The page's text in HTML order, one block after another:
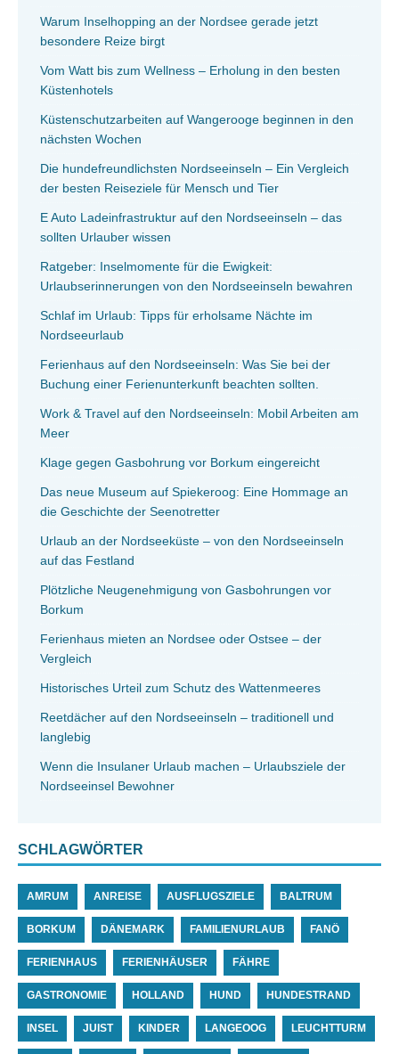
Warum Inselhopping an der Nordsee gerade jetzt
besondere Reize birgt
Vom Watt bis zum Wellness – Erholung in den besten
Küstenhotels
Küstenschutzarbeiten auf Wangerooge beginnen in den
nächsten Wochen
Die hundefreundlichsten Nordseeinseln – Ein Vergleich
der besten Reiseziele für Mensch und Tier
E Auto Ladeinfrastruktur auf den Nordseeinseln – das
sollten Urlauber wissen
Ratgeber: Inselmomente für die Ewigkeit:
Urlaubserinnerungen von den Nordseeinseln bewahren
Schlaf im Urlaub: Tipps für erholsame Nächte im
Nordseeurlaub
Ferienhaus auf den Nordseeinseln: Was Sie bei der
Buchung einer Ferienunterkunft beachten sollten.
Work & Travel auf den Nordseeinseln: Mobil Arbeiten am
Meer
Klage gegen Gasbohrung vor Borkum eingereicht
Das neue Museum auf Spiekeroog: Eine Hommage an
die Geschichte der Seenotretter
Urlaub an der Nordseeküste – von den Nordseeinseln
auf das Festland
Plötzliche Neugenehmigung von Gasbohrungen vor
Borkum
Ferienhaus mieten an Nordsee oder Ostsee – der
Vergleich
Historisches Urteil zum Schutz des Wattenmeeres
Reetdächer auf den Nordseeinseln – traditionell und
langlebig
Wenn die Insulaner Urlaub machen – Urlaubsziele der
Nordseeinsel Bewohner
SCHLAGWÖRTER
AMRUM ANREISE AUSFLUGSZIELE BALTRUM
BORKUM DÄNEMARK FAMILIENURLAUB FANÖ
FERIENHAUS FERIENHÄUSER FÄHRE
GASTRONOMIE HOLLAND HUND HUNDESTRAND
INSEL JUIST KINDER LANGEOOG LEUCHTTURM